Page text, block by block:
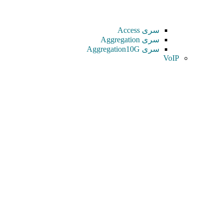
سری Access
سری Aggregation
سری Aggregation10G
VoIP